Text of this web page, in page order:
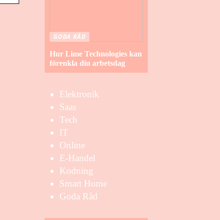
GODA RÅD
Hur Lime Technologies kan
förenkla din arbetsdag
Elektronik
Saas
Tech
IT
Online
E-Handel
Kodning
Smart Home
Goda Råd